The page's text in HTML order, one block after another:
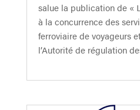
salue la publication de «
à la concurrence des
ferroviaire de voyageurs
l’Autorité de régulation